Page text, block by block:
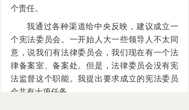
个责任。
我通过各种渠道给中央反映，建议成立一
个宪法委员会。一开始人大一些领导人不太同
意，说我们有法律委员会，我们现在有一个法
律备案室、备案处。但是，法律委员会没有宪
法监督这个职能。我提出要求成立的宪法委员
会共有十项任务。